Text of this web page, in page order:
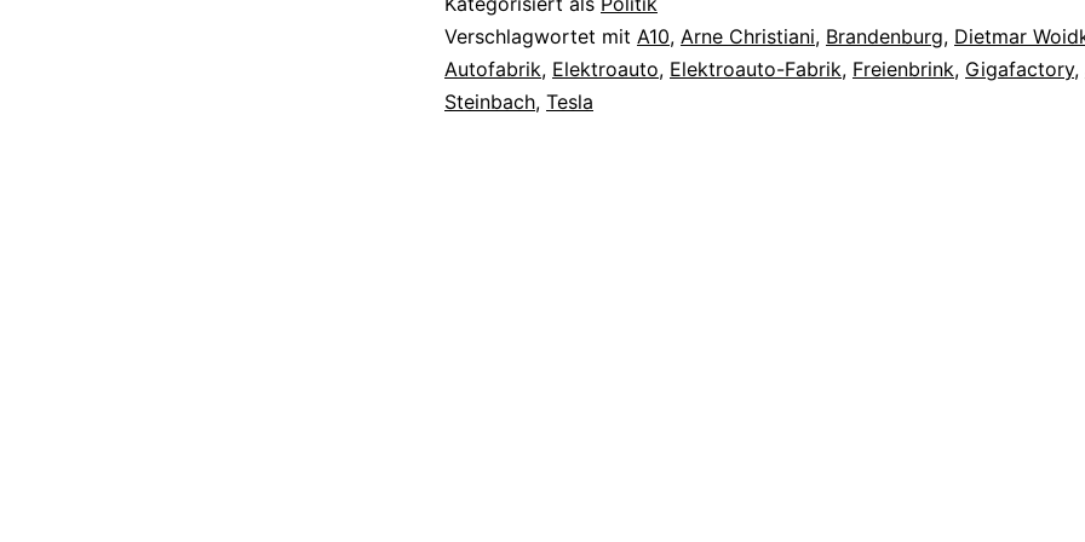
Verschlagwortet mit A10, Arne Christiani, Brandenburg, Dietmar
Autofabrik, Elektroauto, Elektroauto-Fabrik, Freienbrink, Gigafactory,
Steinbach, Tesla